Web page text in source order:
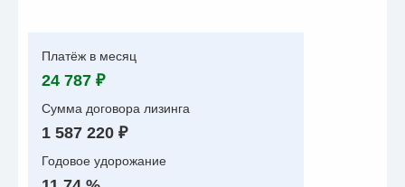
Платёж в месяц
24 787 ₽
Сумма договора лизинга
1 587 220 ₽
Годовое удорожание